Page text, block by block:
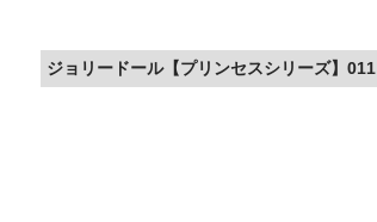
ジョリードール【プリンセスシリーズ】011